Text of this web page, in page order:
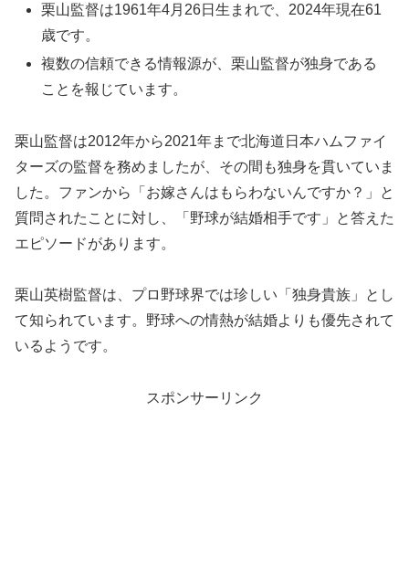
栗山監督は1961年4月26日生まれで、2024年現在61
歳です。
複数の信頼できる情報源が、栗山監督が独身である
ことを報じています。
栗山監督は2012年から2021年まで北海道日本ハムファイ
ターズの監督を務めましたが、その間も独身を貫いていま
した。ファンから「お嫁さんはもらわないんですか？」と
質問されたことに対し、「野球が結婚相手です」と答えた
エピソードがあります。
栗山英樹監督は、プロ野球界では珍しい「独身貴族」とし
て知られています。野球への情熱が結婚よりも優先されて
いるようです。
スポンサーリンク